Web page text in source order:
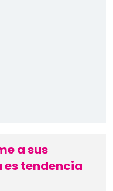
a sus
es tendencia